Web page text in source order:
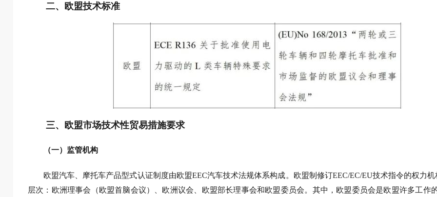
二、欧盟技术标准
三、欧盟市场技术性贸易措施要求
（一）监管机构
欧盟汽车、摩托车产品型式认证制度由欧盟EEC汽车技术法规体系构成。欧盟制修订EEC/EC/EU技术指令的权力
层次：欧洲理事会（欧盟首脑会议）、欧洲议会、欧盟部长理事会和欧盟委员会。其中，欧盟委员会是欧盟许多工作